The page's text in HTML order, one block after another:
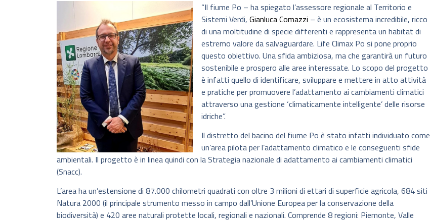
“Il fiume Po – ha spiegato l’assessore regionale al Territorio e
Sistemi Verdi, Gianluca Comazzi – è un ecosistema incredibile, ricco
di una moltitudine di specie differenti e rappresenta un habitat di
estremo valore da salvaguardare. Life Climax Po si pone proprio
questo obiettivo. Una sfida ambiziosa, ma che garantirà un futuro
sostenibile e prospero alle aree interessate. Lo scopo del progetto
è infatti quello di identificare, sviluppare e mettere in atto attività
e pratiche per promuovere l’adattamento ai cambiamenti climatici
attraverso una gestione ‘climaticamente intelligente’ delle risorse
idriche”.
Il distretto del bacino del fiume Po è stato infatti individuato come
un’area pilota per l’adattamento climatico e le conseguenti sfide
ambientali. Il progetto è in linea quindi con la Strategia nazionale di adattamento ai cambiamenti climatici
(Snacc).
L’area ha un’estensione di 87.000 chilometri quadrati con oltre 3 milioni di ettari di superficie agricola, 684 siti
Natura 2000 (il principale strumento messo in campo dall’Unione Europea per la conservazione della
biodiversità) e 420 aree naturali protette locali, regionali e nazionali. Comprende 8 regioni: Piemonte, Valle